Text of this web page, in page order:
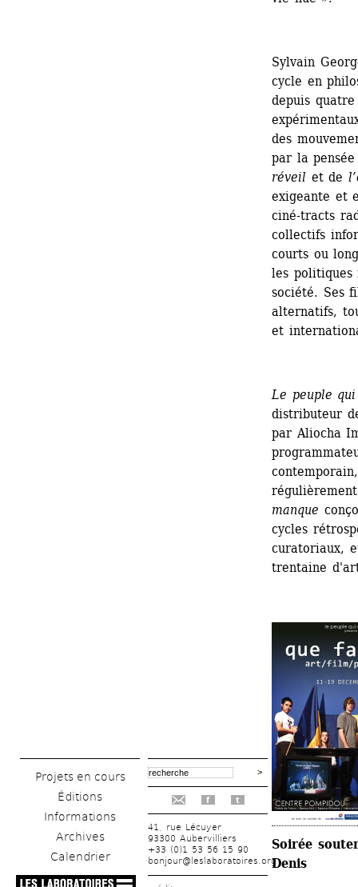
Projets en cours
Éditions
Informations
Archives
Calendrier
f t
41, rue Lécuyer
93300 Aubervilliers
+33 (0)1 53 56 15 90
bonjour@leslaboratoires.org
Sylvain
cycle en
depuis
des
par la
réveil et de
exigeante et
ciné-tracts
collectifs
courts ou
les politiques
société. Ses
alternatifs,
et
Le peuple
distributeur
par Aliocha
manque
cycles
curatoriaux,
trentaine
Soirée
Denis